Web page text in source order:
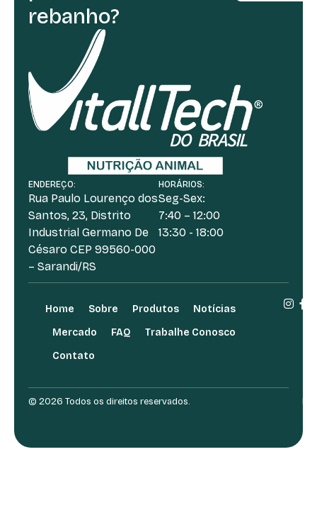
rebanho?
ENDEREÇO:
Rua Paulo Lourenço dos
Santos, 23, Distrito
Industrial Germano De
Césaro CEP 99560-000
– Sarandi/RS
HORÁRIOS:
Seg-Sex:
7:40 – 12:00
13:30 - 18:00
Home Sobre Produtos
Notícias
Mercado
FAQ
Trabalhe Conosco
Contato
© 2026 Todos os direitos reservados.